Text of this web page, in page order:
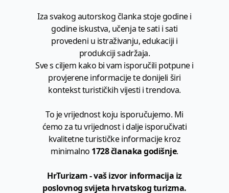
Iza svakog autorskog članka stoje godine i
godine iskustva, učenja te sati i sati
provedeni u istraživanju, edukaciji i
produkciji sadržaja.
Sve s ciljem kako bi vam isporučili potpune i
provjerene informacije te donijeli širi
kontekst turističkih vijesti i trendova.
To je vrijednost koju isporučujemo. Mi
ćemo za tu vrijednost i dalje isporučivati
kvalitetne turističke informacije kroz
minimalno 1728 članaka godišnje.
HrTurizam - vaš izvor informacija iz
poslovnog svijeta hrvatskog turizma.